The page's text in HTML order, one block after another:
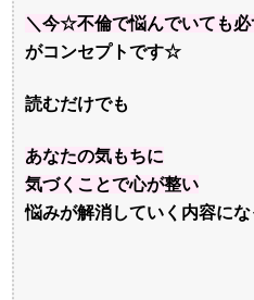
＼今☆不倫で悩んでいても必
がコンセプトです☆
読むだけでも
あなたの気もちに
気づくことで心が整い
悩みが解消していく内容に